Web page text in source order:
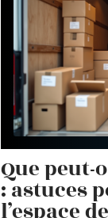
Que peut-
: astuces
l’espace